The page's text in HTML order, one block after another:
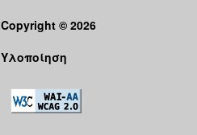
Copyright © 2026
Υλοποίηση